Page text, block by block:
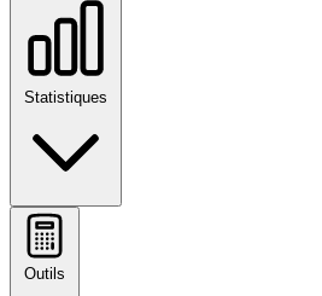
Statistiques
Outils